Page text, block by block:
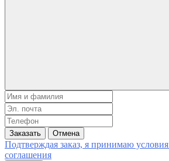
Заказать Отмена
Подтверждая заказ, я принимаю условия
соглашения